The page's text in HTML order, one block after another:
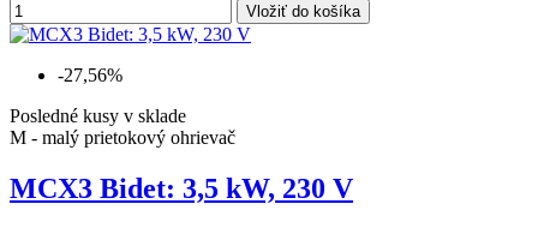
Vložiť do košíka
-27,56%
Posledné kusy v sklade
M - malý prietokový ohrievač
MCX3 Bidet: 3,5 kW, 230 V